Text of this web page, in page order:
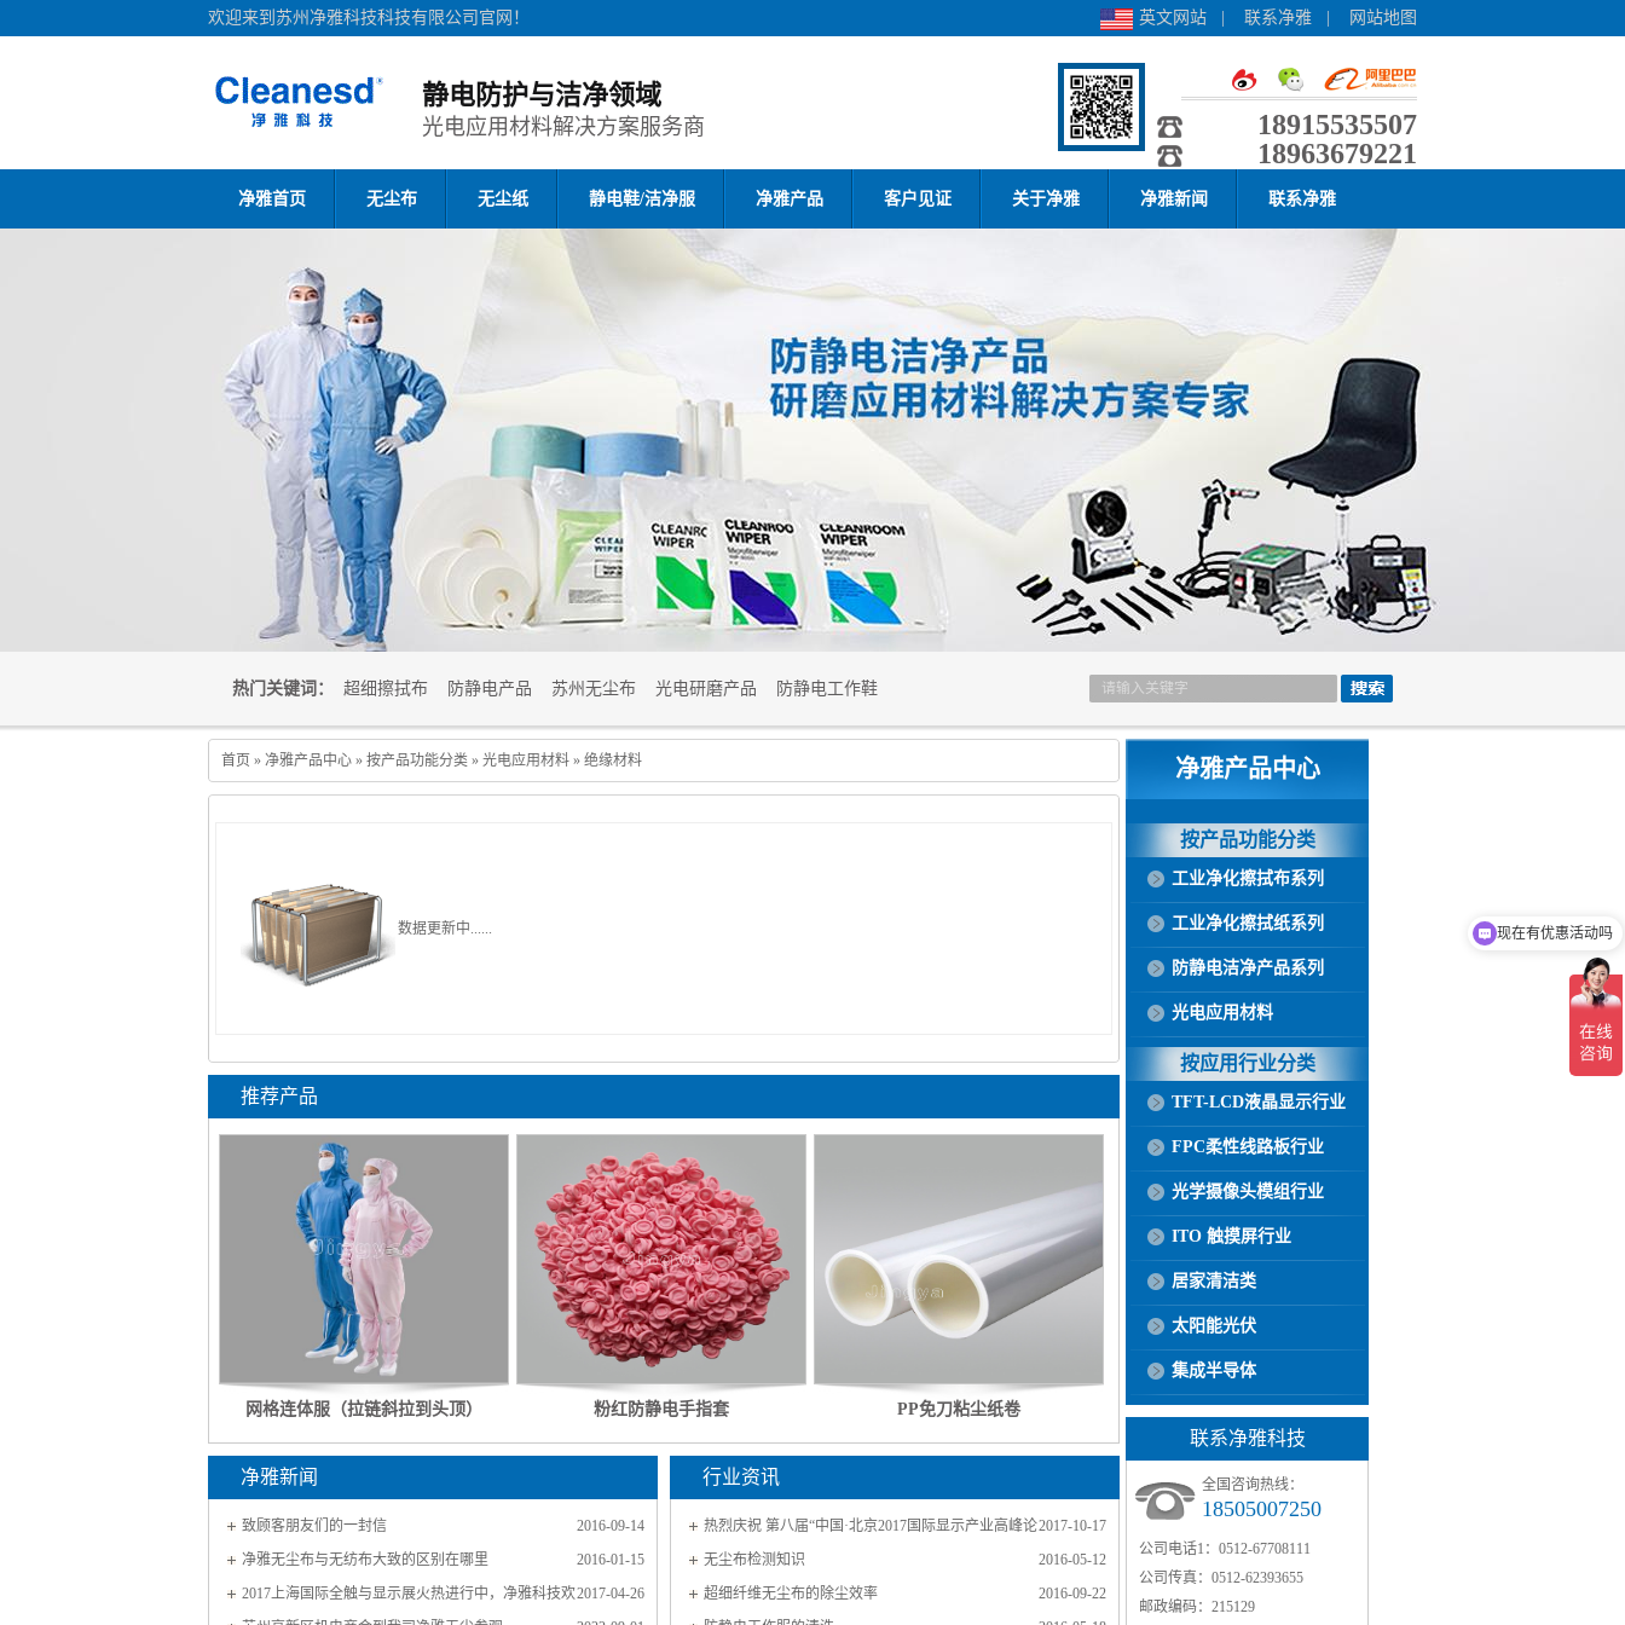
英文网站 联系净雅 网站地图
欢迎来到苏州净雅科技科技有限公司官网！
静电防护与洁净领域
光电应用材料解决方案服务商
18915535507
18963679221
净雅首页 无尘布 无尘纸 静电鞋/洁净服 净雅产品 客户见证 关于净雅 净雅新闻 联系净雅
热门关键词： 超细擦拭布 防静电产品 苏州无尘布 光电研磨产品 防静电工作鞋
首页 » 净雅产品中心 » 按产品功能分类 » 光电应用材料 » 绝缘材料
数据更新中......
推荐产品
网格连体服（拉链斜拉到头顶） 粉红防静电手指套 PP免刀粘尘纸卷
净雅新闻
2016-09-14
致顾客朋友们的一封信
2016-01-15
净雅无尘布与无纺布大致的区别在哪里
2017-04-26
2017上海国际全触与显示展火热进行中，净雅科技欢
行业资讯
2017-10-17
热烈庆祝 第八届“中国·北京2017国际显示产业高峰论
坛”胜利召开
2016-05-12
无尘布检测知识
2016-09-22
超细纤维无尘布的除尘效率
净雅产品中心
按产品功能分类
工业净化擦拭布系列
工业净化擦拭纸系列
防静电洁净产品系列
光电应用材料
按应用行业分类
TFT-LCD液晶显示行业
FPC柔性线路板行业
光学摄像头模组行业
ITO 触摸屏行业
居家清洁类
太阳能光伏
集成半导体
联系净雅科技
全国咨询热线：
18505007250
公司电话1： 0512-67708111
公司传真： 0512-62393655
邮政编码： 215129
现在有优惠活动吗